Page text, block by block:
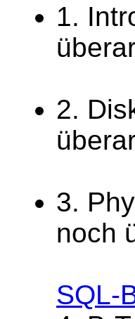
1.
2.
3.
noch
SQL-